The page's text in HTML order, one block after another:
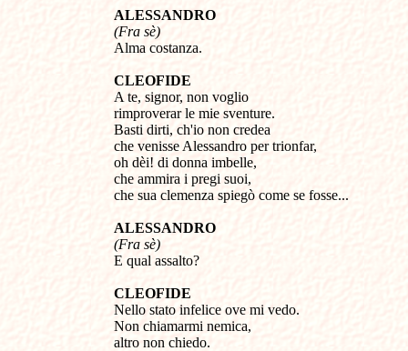
ALESSANDRO
(Fra sè)
Alma costanza.
CLEOFIDE
A te, signor, non voglio
rimproverar le mie sventure.
Basti dirti, ch'io non credea
che venisse Alessandro per trionfar,
oh dèi! di donna imbelle,
che ammira i pregi suoi,
che sua clemenza spiegò come se fosse...
ALESSANDRO
(Fra sè)
E qual assalto?
CLEOFIDE
Nello stato infelice ove mi vedo.
Non chiamarmi nemica,
altro non chiedo.